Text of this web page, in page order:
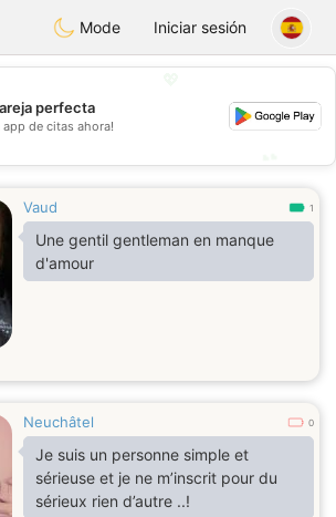
Suissi
Mode Iniciar sesión
💕
perfecta
app de citas ahora!
Vaud 1
Une gentil gentleman en manque
d'amour
Neuchâtel 0
Je suis un personne simple et
sérieuse et je ne m’inscrit pour du
sérieux rien d’autre ..!